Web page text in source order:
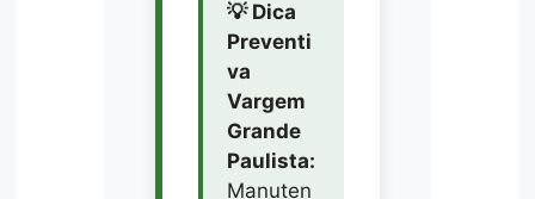
💡 Dica
Preventi
va
Vargem
Grande
Paulista:
Manuten